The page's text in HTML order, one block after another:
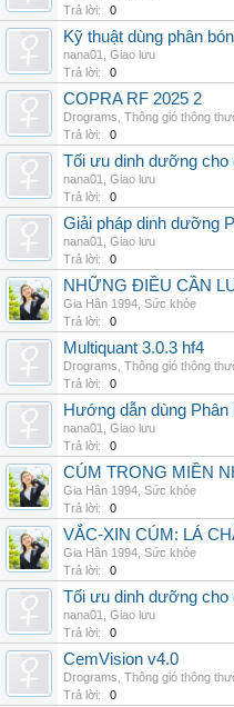
Trả lời:
0
Kỹ thuật dùng phân
nana01
Giao lưu
Trả lời:
0
COPRA RF 2025 2
Drograms Thông gió thông
Trả lời:
0
Tối ưu dinh dưỡng cho
nana01
Giao lưu
Trả lời:
0
Giải pháp dinh dưỡng
nana01
Giao lưu
Trả lời:
0
NHỮNG ĐIỀU CẦN
Gia Hân 1994 Sức khỏe
Trả lời:
0
Multiquant 3.0.3 hf4
Drograms Thông gió thông
Trả lời:
0
Hướng dẫn dùng
nana01
Giao lưu
Trả lời:
0
CÚM TRONG MIỀN
Gia Hân 1994 Sức khỏe
Trả lời:
0
VẮC-XIN CÚM: LÁ
Gia Hân 1994 Sức khỏe
Trả lời:
0
Tối ưu dinh dưỡng cho
nana01
Giao lưu
Trả lời:
0
CemVision v4.0
Drograms Thông gió thông
Trả lời:
0